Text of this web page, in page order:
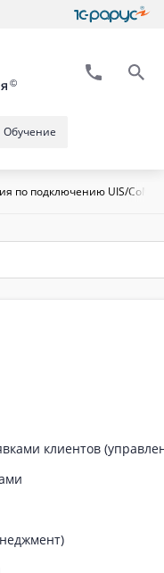
Обучение
по подключению UIS/
клиентов